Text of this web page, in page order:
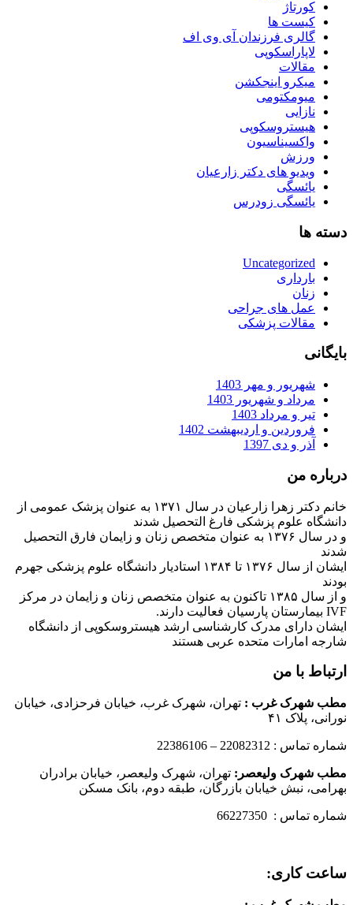
کورتاژ
کیست ها
گالری فرزندان آی وی اف
لاپاراسکوپی
مقالات
میکرو اینجکشن
میومکتومی
نازایی
هیستروسکوپی
واکسیناسیون
ورزش
ویدیو های دکتر زارعیان
یائسگی
یائسگی زودرس
دسته ها
Uncategorized
بارداری
زنان
عمل های جراحی
مقالات پزشکی
بایگانی
شهریور و مهر 1403
مرداد و شهریور 1403
تیر و مرداد 1403
فروردین و اردیبهشت 1402
آذر و دی 1397
درباره من
خانم دکتر زهرا زارعیان در سال ۱۳۷۱ به عنوان پزشک عمومی از
دانشگاه علوم پزشکی فارغ التحصیل شدند
و در سال ۱۳۷۶ به عنوان متخصص زنان و زایمان فارق التحصیل
شدند
ایشان از سال ۱۳۷۶ تا ۱۳۸۴ استادیار دانشگاه علوم پزشکی جهرم
بودند
و از سال ۱۳۸۵ تاکنون به عنوان متخصص زنان و زایمان در مرکز
IVF بیمارستان پارسیان فعالیت دارند.
ایشان دارای مدرک کارشناسی ارشد هیستروسکوپی از دانشگاه
شارجه امارات متحده عربی هستند
ارتباط با من
مطب شهرک غرب : تهران، شهرک غرب، خیابان فرحزادی، خیابان
نورانی، پلاک ۴۱
شماره تماس : 22082312 – 22386106
مطب شهرک ولیعصر: تهران، شهرک ولیعصر، خیابان برادران
بهرامی، نبش خیابان بازرگان، طبقه دوم، بانک مسکن
شماره تماس : 66227350
ساعت کاری: